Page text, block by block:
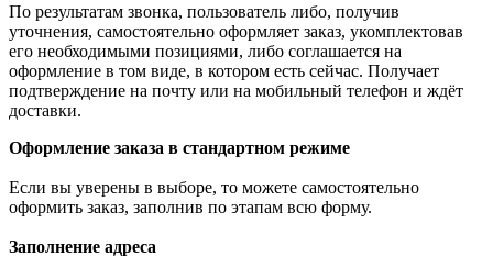
По результатам звонка, пользователь либо, получив
уточнения, самостоятельно оформляет заказ, укомплектовав
его необходимыми позициями, либо соглашается на
оформление в том виде, в котором есть сейчас. Получает
подтверждение на почту или на мобильный телефон и ждёт
доставки.
Оформление заказа в стандартном режиме
Если вы уверены в выборе, то можете самостоятельно
оформить заказ, заполнив по этапам всю форму.
Заполнение адреса